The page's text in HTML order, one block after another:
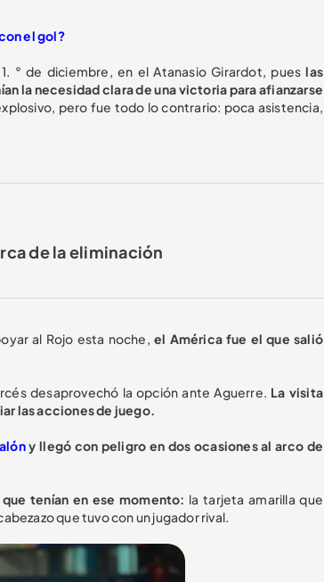
el gol?
° de diciembre, en el Atanasio Girardot, pues las
la necesidad clara de una victoria para afianzarse
pero fue todo lo contrario: poca asistencia,
de la eliminación
al Rojo esta noche, el América fue el que salió
desaprovechó la opción ante Aguerre. La visita
las acciones de juego.
y llegó con peligro en dos ocasiones al arco de
tenían en ese momento: la tarjeta amarilla que
que tuvo con un jugador rival.